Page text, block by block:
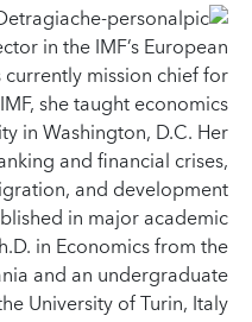
in the IMF’s European
mission chief for
she taught economics
in Washington, D.C. Her
and financial crises,
and development
in major academic
in Economics from the
and an undergraduate
University of Turin, Italy.